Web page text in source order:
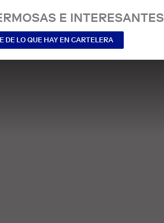
E INTERESANTES
DE LO QUE HAY EN CARTELERA